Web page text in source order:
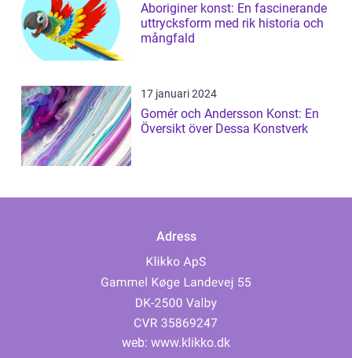
Aboriginer konst: En fascinerande
uttrycksform med rik historia och
mångfald
17 januari 2024
Gomér och Andersson Konst: En
Översikt över Dessa Konstverk
Adress
web: www.klikko.dk